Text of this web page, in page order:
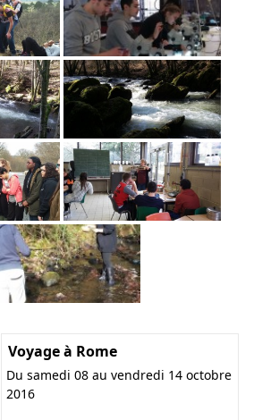
Voyage à Rome
Du samedi 08 au vendredi 14 octobre
2016